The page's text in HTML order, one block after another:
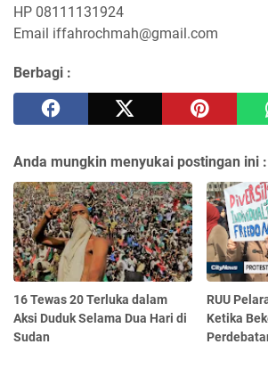
HP 08111131924
Email iffahrochmah@gmail.com
Berbagi :
Anda mungkin menyukai postingan ini :
16 Tewas 20 Terluka dalam
Aksi Duduk Selama Dua Hari di
Sudan
RUU
Ketika